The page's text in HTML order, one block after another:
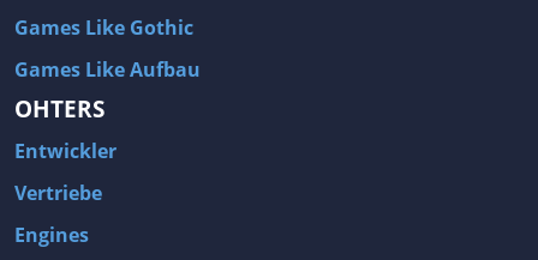
Games Like Gothic
Games Like Aufbau
OHTERS
Entwickler
Vertriebe
Engines